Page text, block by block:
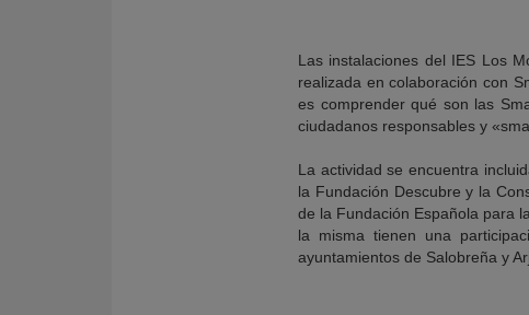
Las instalaciones del IES Los
realizada en colaboración con
es comprender qué son las
ciudadanos responsables y
La actividad se encuentra
la Fundación Descubre y la
de la Fundación Española para
la misma tienen una
ayuntamientos de Salobreña y